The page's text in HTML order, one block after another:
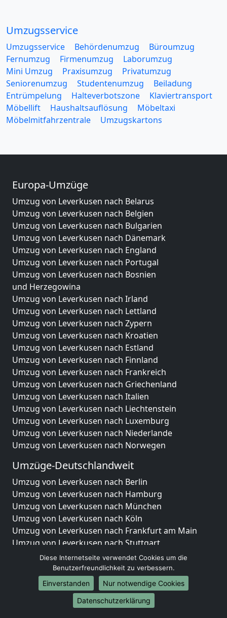
Umzugsservice
Umzugsservice Behördenumzug
Büroumzug
Fernumzug
Firmenumzug
Laborumzug
Mini Umzug
Praxisumzug
Privatumzug
Seniorenumzug
Studentenumzug
Beiladung
Entrümpelung
Halteverbotszone
Klaviertransport
Möbellift
Haushaltsauflösung
Möbeltaxi
Möbelmitfahrzentrale
Umzugskartons
Europa-Umzüge
Umzug von Leverkusen nach Belarus
Umzug von Leverkusen nach Belgien
Umzug von Leverkusen nach Bulgarien
Umzug von Leverkusen nach Dänemark
Umzug von Leverkusen nach England
Umzug von Leverkusen nach Portugal
Umzug von Leverkusen nach Bosnien
und Herzegowina
Umzug von Leverkusen nach Irland
Umzug von Leverkusen nach Lettland
Umzug von Leverkusen nach Zypern
Umzug von Leverkusen nach Kroatien
Umzug von Leverkusen nach Estland
Umzug von Leverkusen nach Finnland
Umzug von Leverkusen nach Frankreich
Umzug von Leverkusen nach Griechenland
Umzug von Leverkusen nach Italien
Umzug von Leverkusen nach Liechtenstein
Umzug von Leverkusen nach Luxemburg
Umzug von Leverkusen nach Niederlande
Umzug von Leverkusen nach Norwegen
Umzüge-Deutschlandweit
Umzug von Leverkusen nach Berlin
Umzug von Leverkusen nach Hamburg
Umzug von Leverkusen nach München
Umzug von Leverkusen nach Köln
Umzug von Leverkusen nach Frankfurt am Main
Umzug von Leverkusen nach Stuttgart
Umzug von Leverkusen nach Düsseldorf
Umzug von Leverkusen nach Leipzig
Umzug von Leverkusen nach Dortmund
Umzug von Leverkusen nach Essen
Umzug von Leverkusen nach Bremen
Diese Internetseite verwendet Cookies um die
Benutzerfreundlichkeit zu verbessern.
Einverstanden
Nur notwendige Cookies
Datenschutzerklärung